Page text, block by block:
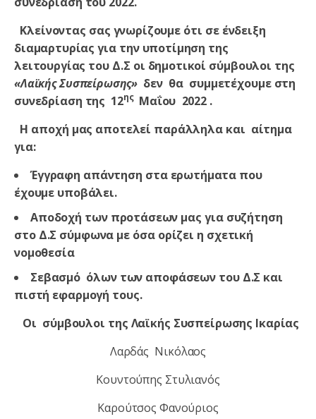
Κλείνοντας σας γνωρίζουμε ότι σεένδειξη
διαμαρτυρίας για την υποτίμηση της
λειτουργίας του Δ.Σ οι δημοτικοί σύμβουλοι της
«Λαϊκής Συσπείρωσης» δεν θα συμμετέχουμε στη
συνεδρίαση της 12ης Μαΐου 2022 .
Η αποχή μας αποτελεί παράλληλα και αίτημα
για:
Έγγραφη απάντηση στα ερωτήματα που
έχουμε υποβάλει.
Αποδοχή των προτάσεων μας για συζήτηση
στο Δ.Σ σύμφωνα με όσα ορίζει η σχετική
νομοθεσία
Σεβασμό όλων των αποφάσεων του Δ.Σ και
πιστή εφαρμογή τους.
Οι σύμβουλοι της Λαϊκής Συσπείρωσης Ικαρίας
Λαρδάς Νικόλαος
Κουντούπης Στυλιανός
Καρούτσος Φανούριος